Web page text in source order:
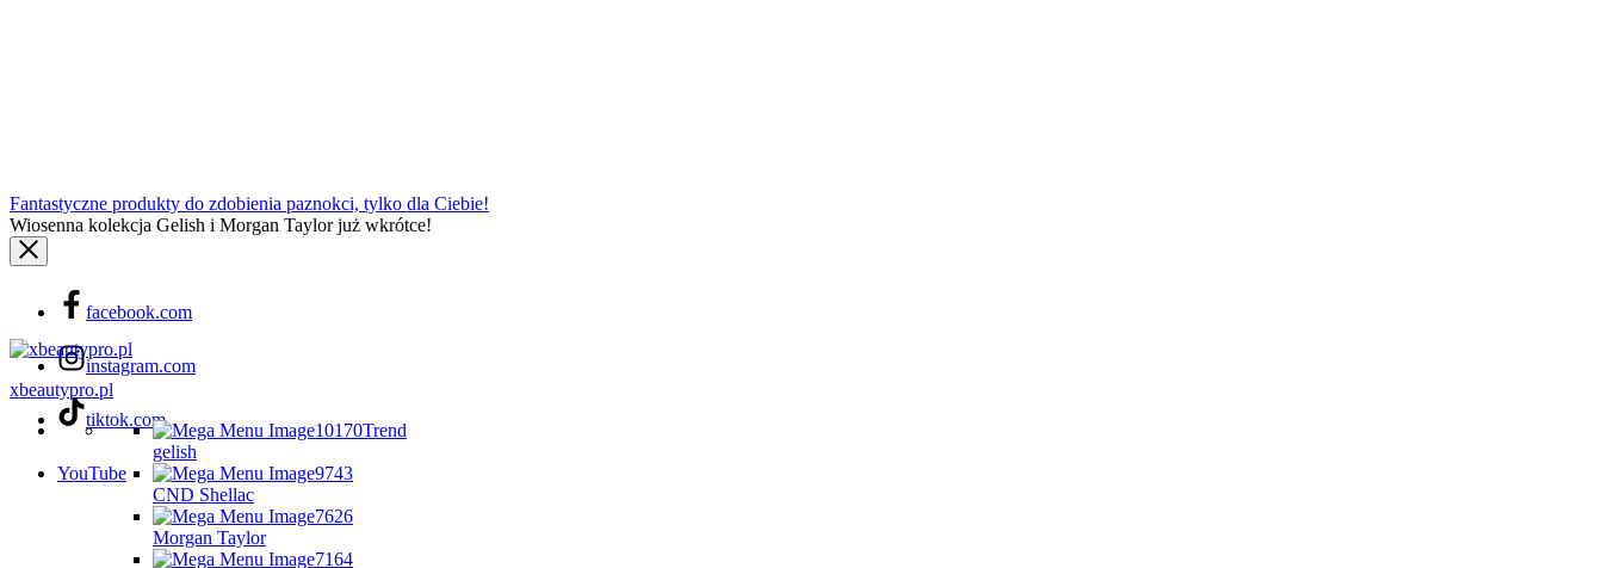
Fantastyczne produkty do zdobienia paznokci, tylko dla Ciebie!
Wiosenna kolekcja Gelish i Morgan Taylor już wkrótce!
facebook.com
instagram.com
tiktok.com
YouTube
xbeautypro.pl
Trend
gelish
CND Shellac
Morgan Taylor